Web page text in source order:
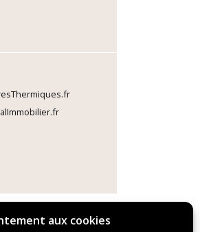
aux cookies